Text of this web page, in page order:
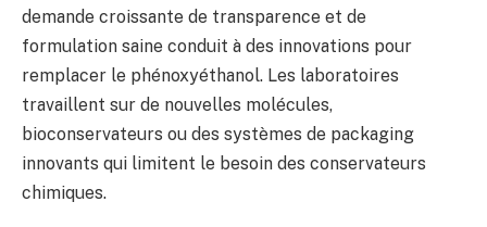
demande croissante de transparence et de
formulation saine conduit à des innovations pour
remplacer le phénoxyéthanol. Les laboratoires
travaillent sur de nouvelles molécules,
bioconservateurs ou des systèmes de packaging
innovants qui limitent le besoin des conservateurs
chimiques.